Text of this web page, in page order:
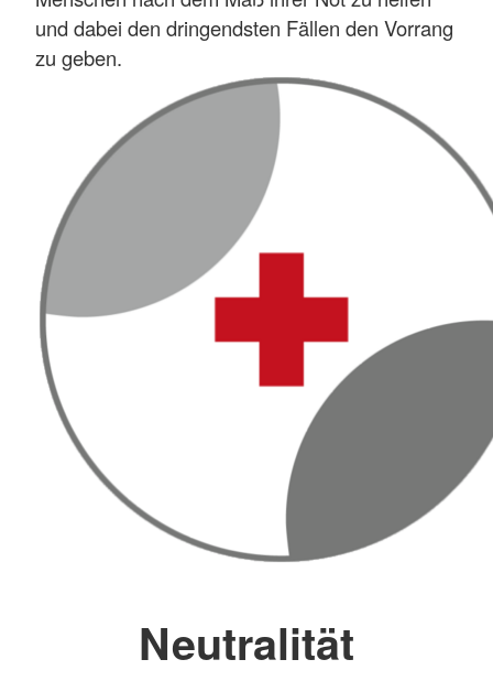
und dabei den dringendsten Fällen den Vorrang
zu geben.
Neutralität